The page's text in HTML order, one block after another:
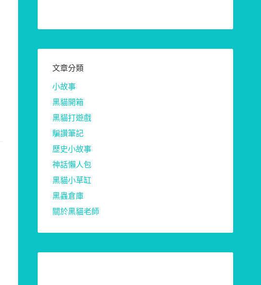
文章分類
小故事
黑貓開箱
黑貓打遊戲
騙讚筆記
歷史小故事
神話懶人包
黑貓小草缸
黑蟲倉庫
關於黑貓老師